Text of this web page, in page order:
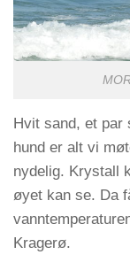
Hvit sand, et par
hund er alt vi
nydelig. Krystall
øyet kan se. Da
Kragerø.